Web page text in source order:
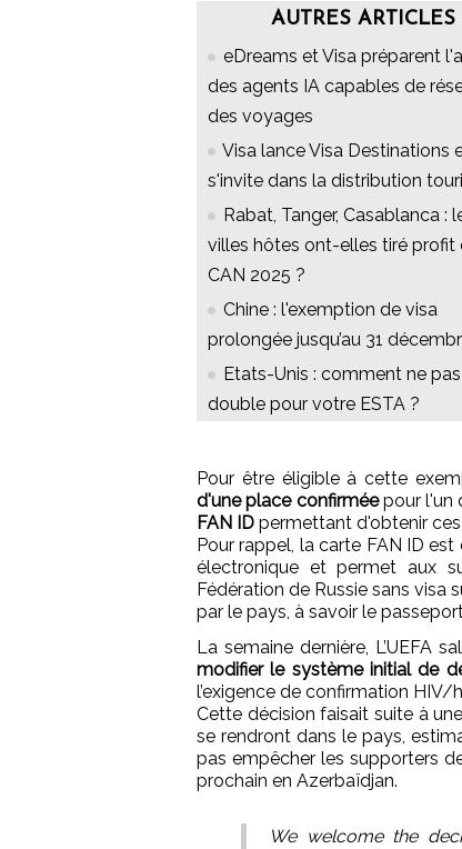
AUTRES ARTICLES
eDreams et Visa préparent
des agents IA capables de
des voyages
Visa lance Visa Destinations
s'invite dans la distribution
Rabat, Tanger, Casablanca :
villes hôtes ont-elles tiré profit
CAN 2025 ?
Chine : l'exemption de visa
prolongée jusqu’au 31
Etats-Unis : comment ne
double pour votre ESTA ?
Pour être éligible à cette
d'une place confirméepour l'un
FAN ID permettant d'obtenir
Pour rappel, la carte FAN ID
électronique et permet aux
Fédération de Russie sans visa
par le pays, à savoir le
La semaine dernière, L’UEFA
modifier le système initial de
l’exigence de confirmation HIV/
Cette décision faisait suite à
se rendront dans le pays,
pas empêcher les supporters
prochain en Azerbaïdjan.
We welcome the